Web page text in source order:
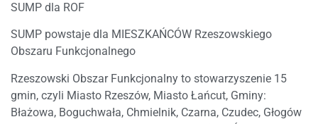
SUMP dla ROF
SUMP powstaje dla MIESZKAŃCÓW Rzeszowskiego
Obszaru Funkcjonalnego
Rzeszowski Obszar Funkcjonalny to stowarzyszenie 15
gmin, czyli Miasto Rzeszów, Miasto Łańcut, Gminy:
Błażowa, Boguchwała, Chmielnik, Czarna, Czudec, Głogów